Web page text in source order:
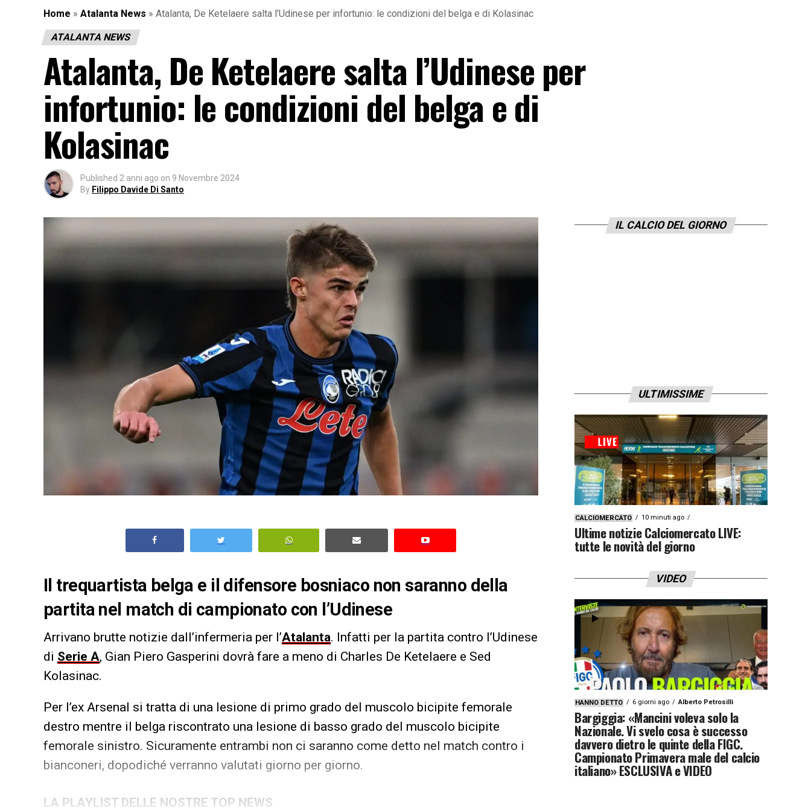
Home » Atalanta News » Atalanta, De Ketelaere salta l’Udinese per infortunio: le condizioni del belga e di Kolasinac
ATALANTA NEWS
Atalanta, De Ketelaere salta l’Udinese per
infortunio: le condizioni del belga e di
Kolasinac
Published 2 anni ago on 9 Novembre 2024
By Filippo Davide Di Santo
Il trequartista belga e il difensore bosniaco non saranno della
partita nel match di campionato con l’Udinese
Arrivano brutte notizie dall’infermeria per l’Atalanta. Infatti per la partita contro l’Udinese
di Serie A, Gian Piero Gasperini dovrà fare a meno di Charles De Ketelaere e Sed
Kolasinac.
Per l’ex Arsenal si tratta di una lesione di primo grado del muscolo bicipite femorale
destro mentre il belga riscontrato una lesione di basso grado del muscolo bicipite
femorale sinistro. Sicuramente entrambi non ci saranno come detto nel match contro i
bianconeri, dopodiché verranno valutati giorno per giorno.
LA PLAYLIST DELLE NOSTRE TOP NEWS
IL CALCIO DEL GIORNO
ULTIMISSIME
CALCIOMERCATO 10 minuti ago
Ultime notizie Calciomercato LIVE:
tutte le novità del giorno
VIDEO
HANNO DETTO 6 giorni ago Alberto Petrosilli
Bargiggia: «Mancini voleva solo la
Nazionale. Vi svelo cosa è successo
davvero dietro le quinte della FIGC.
Campionato Primavera male del calcio
italiano» ESCLUSIVA e VIDEO